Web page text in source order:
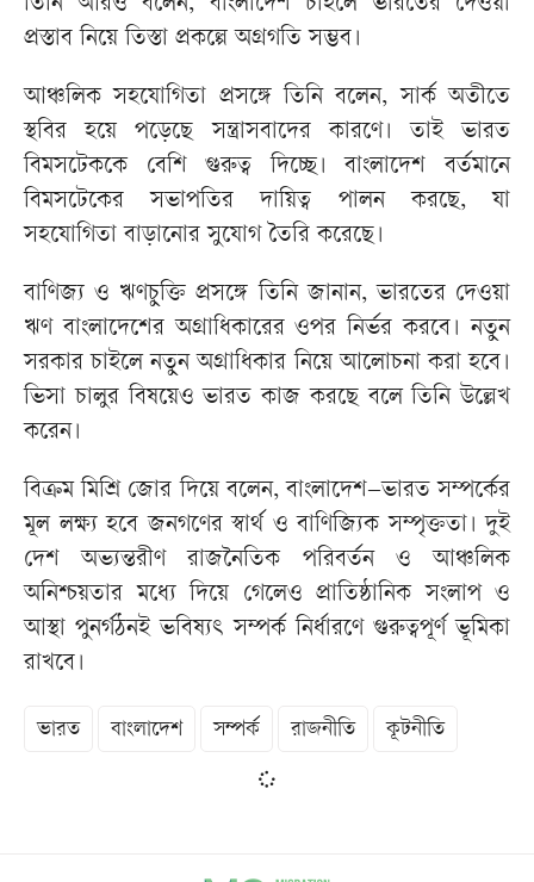
তিনি আরও বলেন, বাংলাদেশ চাইলে ভারতের দেওয়া
প্রস্তাব নিয়ে তিস্তা প্রকল্পে অগ্রগতি সম্ভব।
আঞ্চলিক সহযোগিতা প্রসঙ্গে তিনি বলেন, সার্ক অতীতে
স্থবির হয়ে পড়েছে সন্ত্রাসবাদের কারণে। তাই ভারত
বিমসটেককে বেশি গুরুত্ব দিচ্ছে। বাংলাদেশ বর্তমানে
বিমসটেকের সভাপতির দায়িত্ব পালন করছে, যা
সহযোগিতা বাড়ানোর সুযোগ তৈরি করেছে।
বাণিজ্য ও ঋণচুক্তি প্রসঙ্গে তিনি জানান, ভারতের দেওয়া
ঋণ বাংলাদেশের অগ্রাধিকারের ওপর নির্ভর করবে। নতুন
সরকার চাইলে নতুন অগ্রাধিকার নিয়ে আলোচনা করা হবে।
ভিসা চালুর বিষয়েও ভারত কাজ করছে বলে তিনি উল্লেখ
করেন।
বিক্রম মিশ্রি জোর দিয়ে বলেন, বাংলাদেশ–ভারত সম্পর্কের
মূল লক্ষ্য হবে জনগণের স্বার্থ ও বাণিজ্যিক সম্পৃক্ততা। দুই
দেশ অভ্যন্তরীণ রাজনৈতিক পরিবর্তন ও আঞ্চলিক
অনিশ্চয়তার মধ্যে দিয়ে গেলেও প্রাতিষ্ঠানিক সংলাপ ও
আস্থা পুনর্গঠনই ভবিষ্যৎ সম্পর্ক নির্ধারণে গুরুত্বপূর্ণ ভূমিকা
রাখবে।
ভারত বাংলাদেশ সম্পর্ক রাজনীতি কূটনীতি